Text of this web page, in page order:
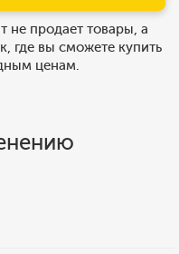
не продает товары, а
где вы сможете купить
ценам.